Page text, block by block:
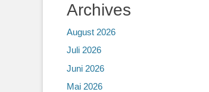
Archives
August 2026
Juli 2026
Juni 2026
Mai 2026